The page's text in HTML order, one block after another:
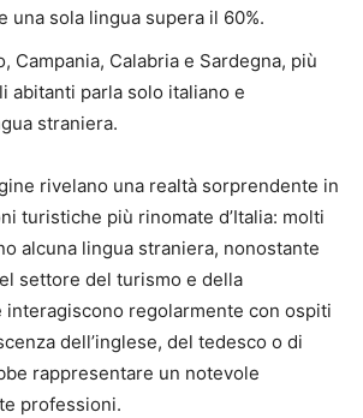
una sola lingua supera il 60%.
Campania, Calabria e Sardegna, più
abitanti parla solo italiano e
straniera.
rivelano una realtà sorprendente in
turistiche più rinomate d’Italia: molti
alcuna lingua straniera, nonostante
settore del turismo e della
interagiscono regolarmente con ospiti
dell’inglese, del tedesco o di
rappresentare un notevole
professioni.